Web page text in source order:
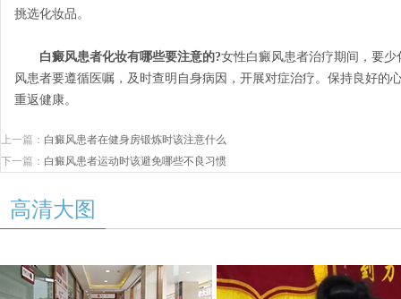
挑选化妆品。
白癜风患者化妆有哪些要注意的?女性白癜风患者治疗期间，要
风患者要遵循医嘱，及时查明自身病因，开展对症治疗。保持良好的
重返健康。
上一篇： 白癜风患者在健身房锻炼时该注意什么
下一篇： 白癜风患者运动时该避免哪些不良习惯
高清大图